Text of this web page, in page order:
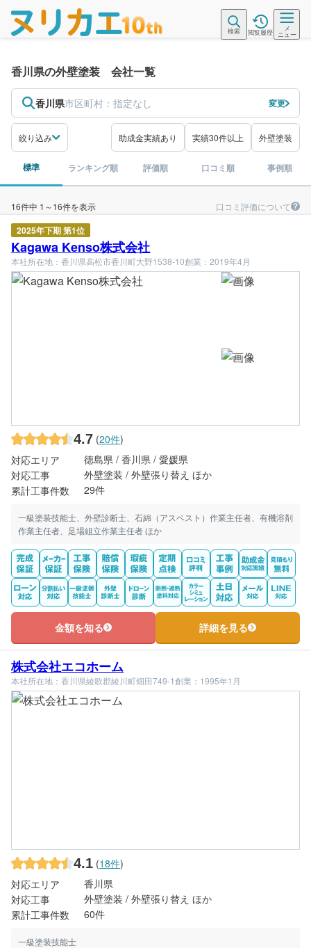
検索 閲覧履歴
メ
ニュー
香川県の外壁塗装 会社一覧
香川県市区町村： 指定なし 変更
絞り込み 助成金実績あり 実績30件以上 外壁塗装
標準 ランキング順 評価順 口コミ順 事例順
16件中 1～16件を表示 口コミ評価について
2025年下期 第1位
Kagawa Kenso株式会社
本社所在地：香川県高松市香川町大野1538-10創業：2019年4月
4.7 (20件)
対応エリア
徳島県 / 香川県 / 愛媛県
対応工事
外壁塗装 / 外壁張り替え ほか
累計工事件数
29件
一級塗装技能士、外壁診断士、石綿（アスベスト）作業主任者、有機溶剤
作業主任者、足場組立作業主任者 ほか
金額を知る 詳細を見る
株式会社エコホーム
本社所在地：香川県綾歌郡綾川町畑田749-1創業：1995年1月
4.1 (18件)
対応エリア
香川県
対応工事
外壁塗装 / 外壁張り替え ほか
累計工事件数
60件
一級塗装技能士